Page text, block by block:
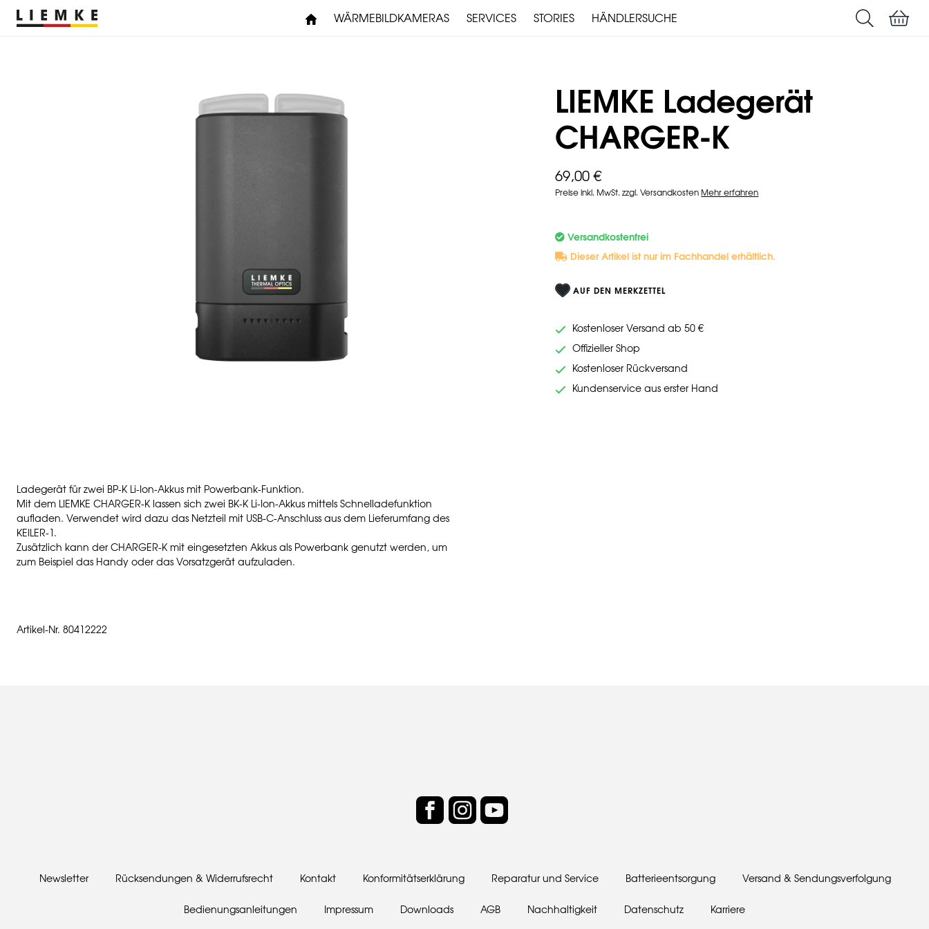
WÄRMEBILDKAMERAS SERVICES STORIES HÄNDLERSUCHE Suchen
LIEMKE Ladegerät
CHARGER-K
69,00 €
Preise inkl. MwSt. zzgl. Versandkosten Mehr erfahren
Versandkostenfrei
Dieser Artikel ist nur im Fachhandel erhältlich.
AUF DEN MERKZETTEL
Kostenloser Versand ab 50 €
Offizieller Shop
Kostenloser Rückversand
Kundenservice aus erster Hand
Ladegerät für zwei BP-K Li-Ion-Akkus mit Powerbank-Funktion.
Mit dem LIEMKE CHARGER-K lassen sich zwei BK-K Li-Ion-Akkus mittels Schnelladefunktion
aufladen. Verwendet wird dazu das Netzteil mit USB-C-Anschluss aus dem Lieferumfang des
KEILER-1.
Zusätzlich kann der CHARGER-K mit eingesetzten Akkus als Powerbank genutzt werden, um
zum Beispiel das Handy oder das Vorsatzgerät aufzuladen.
Artikel-Nr. 80412222
Newsletter Rücksendungen & Widerrufsrecht Kontakt Konformitätserklärung Reparatur und Service Batterieentsorgung Versand & Sendungsverfolgung
Bedienungsanleitungen Impressum Downloads AGB Nachhaltigkeit Datenschutz Karriere